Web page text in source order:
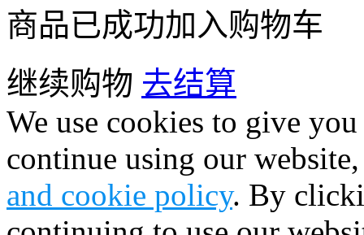
商品已成功加入购物车
继续购物 去结算
We use cookies to give
continue using our
and cookie policy. By